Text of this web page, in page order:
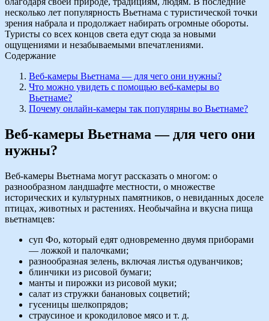
несколько лет популярность Вьетнама с туристической точки
зрения набрала и продолжает набирать огромные обороты.
Туристы со всех концов света едут сюда за новыми
ощущениями и незабываемыми впечатлениями.
Содержание
Веб-камеры Вьетнама — для чего они нужны?
Что можно увидеть с помощью веб-камеры во
Вьетнаме?
Почему онлайн-камеры так популярны во Вьетнаме?
Веб-камеры Вьетнама — для чего они
нужны?
Веб-камеры Вьетнама могут рассказать о многом: о
разнообразном ландшафте местности, о множестве
исторических и культурных памятников, о невиданных доселе
птицах, животных и растениях. Необычайна и вкусна пища
вьетнамцев:
суп Фо, который едят одновременно двумя приборами
— ложкой и палочками;
разнообразная зелень, включая листья одуванчиков;
блинчики из рисовой бумаги;
манты и пирожки из рисовой муки;
салат из стружки банановых соцветий;
гусеницы шелкопрядов;
страусиное и крокодиловое мясо и т. д.